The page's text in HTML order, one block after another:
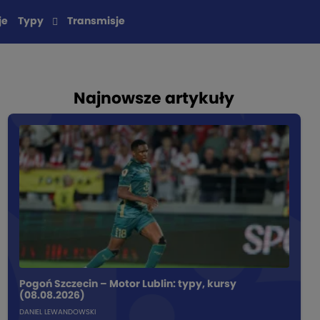
Typy Transmisje
Najnowsze artykuły
Pogoń Szczecin – Motor Lublin: typy, kursy
(08.08.2026)
DANIEL LEWANDOWSKI